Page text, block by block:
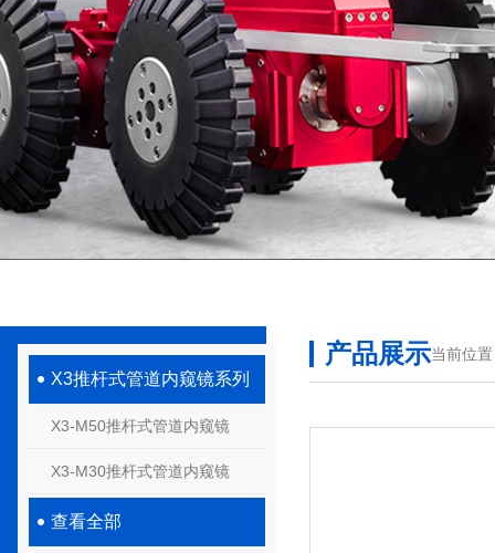
X3推杆式管道内窥镜系列
X3-M50推杆式管道内窥镜
X3-M30推杆式管道内窥镜
查看全部
产品展示当前位